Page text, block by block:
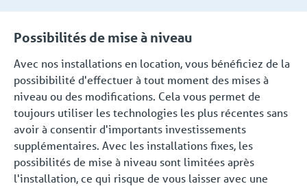
Possibilités de mise à niveau
Avec nos installations en location, vous bénéficiez de la
possibibilité d'effectuer à tout moment des mises à
niveau ou des modifications. Cela vous permet de
toujours utiliser les technologies les plus récentes sans
avoir à consentir d'importants investissements
supplémentaires. Avec les installations fixes, les
possibilités de mise à niveau sont limitées après
l'installation, ce qui risque de vous laisser avec une